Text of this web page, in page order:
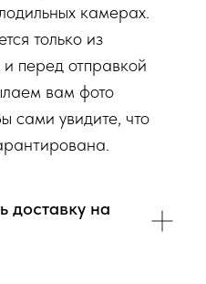
камерах.
только из
перед отправкой
вам фото
сами увидите, что
доставку на